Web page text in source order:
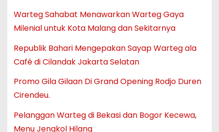
Warteg Sahabat Menawarkan Warteg Gaya
Milenial untuk Kota Malang dan Sekitarnya
Republik Bahari Mengepakan Sayap Warteg ala
Café di Cilandak Jakarta Selatan
Promo Gila Gilaan Di Grand Opening Rodjo Duren
Cirendeu.
Pelanggan Warteg di Bekasi dan Bogor Kecewa,
Menu Jengkol Hilang